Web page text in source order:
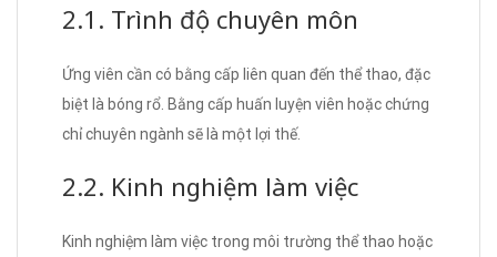
2.1. Trình độ chuyên môn
Ứng viên cần có bằng cấp liên quan đến thể thao, đặc
biệt là bóng rổ. Bằng cấp huấn luyện viên hoặc chứng
chỉ chuyên ngành sẽ là một lợi thế.
2.2. Kinh nghiệm làm việc
Kinh nghiệm làm việc trong môi trường thể thao hoặc